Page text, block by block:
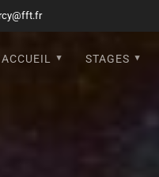
ACCUEIL STAGES